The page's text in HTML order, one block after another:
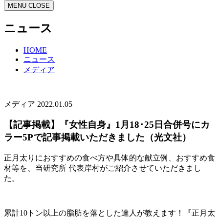
MENU CLOSE
ニュース
HOME
ニュース
メディア
メディア 2022.01.05
【記事掲載】『女性自身』1月18･25日合併号にカ
ラー5Pで記事掲載いただきました（光文社）
正月太りにおすすめの食べ方や具体的な献立例、おすすめ食
材等を、当研究所 代表岸村がご紹介させていただきまし
た。
累計10トン以上の脂肪を落とした達人が教えます！『正月太